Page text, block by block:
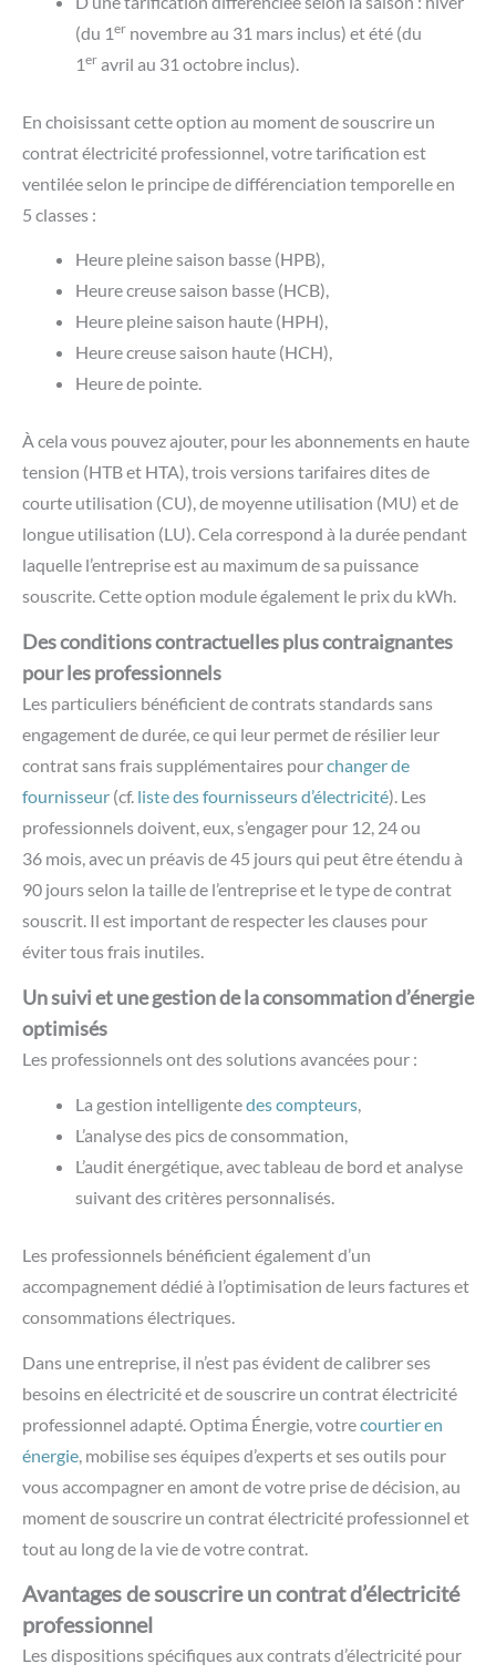
(du 1er novembre au 31 mars inclus) et été (du
1er avril au 31 octobre inclus).
En choisissant cette option au moment de souscrire un
contrat électricité professionnel, votre tarification est
ventilée selon le principe de différenciation temporelle en
5 classes :
Heure pleine saison basse (HPB),
Heure creuse saison basse (HCB),
Heure pleine saison haute (HPH),
Heure creuse saison haute (HCH),
Heure de pointe.
À cela vous pouvez ajouter, pour les abonnements en haute
tension (HTB et HTA), trois versions tarifaires dites de
courte utilisation (CU), de moyenne utilisation (MU) et de
longue utilisation (LU). Cela correspond à la durée pendant
laquelle l’entreprise est au maximum de sa puissance
souscrite. Cette option module également le prix du kWh.
Des conditions contractuelles plus contraignantes
pour les professionnels
Les particuliers bénéficient de contrats standards sans
engagement de durée, ce qui leur permet de résilier leur
contrat sans frais supplémentaires pourchanger de
fournisseur (cf. liste des fournisseurs d’électricité). Les
professionnels doivent, eux, s’engager pour 12, 24 ou
36 mois, avec un préavis de 45 jours qui peut être étendu à
90 jours selon la taille de l’entreprise et le type de contrat
souscrit. Il est important de respecter les clauses pour
éviter tous frais inutiles.
Un suivi et une gestion de la consommation d’énergie
optimisés
Les professionnels ont des solutions avancées pour :
La gestion intelligentedes compteurs,
L’analyse des pics de consommation,
L’audit énergétique, avec tableau de bord et analyse
suivant des critères personnalisés.
Les professionnels bénéficient également d’un
accompagnement dédié à l’optimisation de leurs factures et
consommations électriques.
Dans une entreprise, il n’est pas évident de calibrer ses
besoins en électricité et de souscrire un contrat électricité
professionnel adapté. Optima Énergie, votrecourtier en
énergie , mobilise ses équipes d’experts et ses outils pour
vous accompagner en amont de votre prise de décision, au
moment de souscrire un contrat électricité professionnel et
tout au long de la vie de votre contrat.
Avantages de souscrire un contrat d’électricité
professionnel
Les dispositions spécifiques aux contrats d’électricité pour